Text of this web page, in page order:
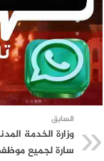
السابق
وزارة الخدمة
سارة لجميع